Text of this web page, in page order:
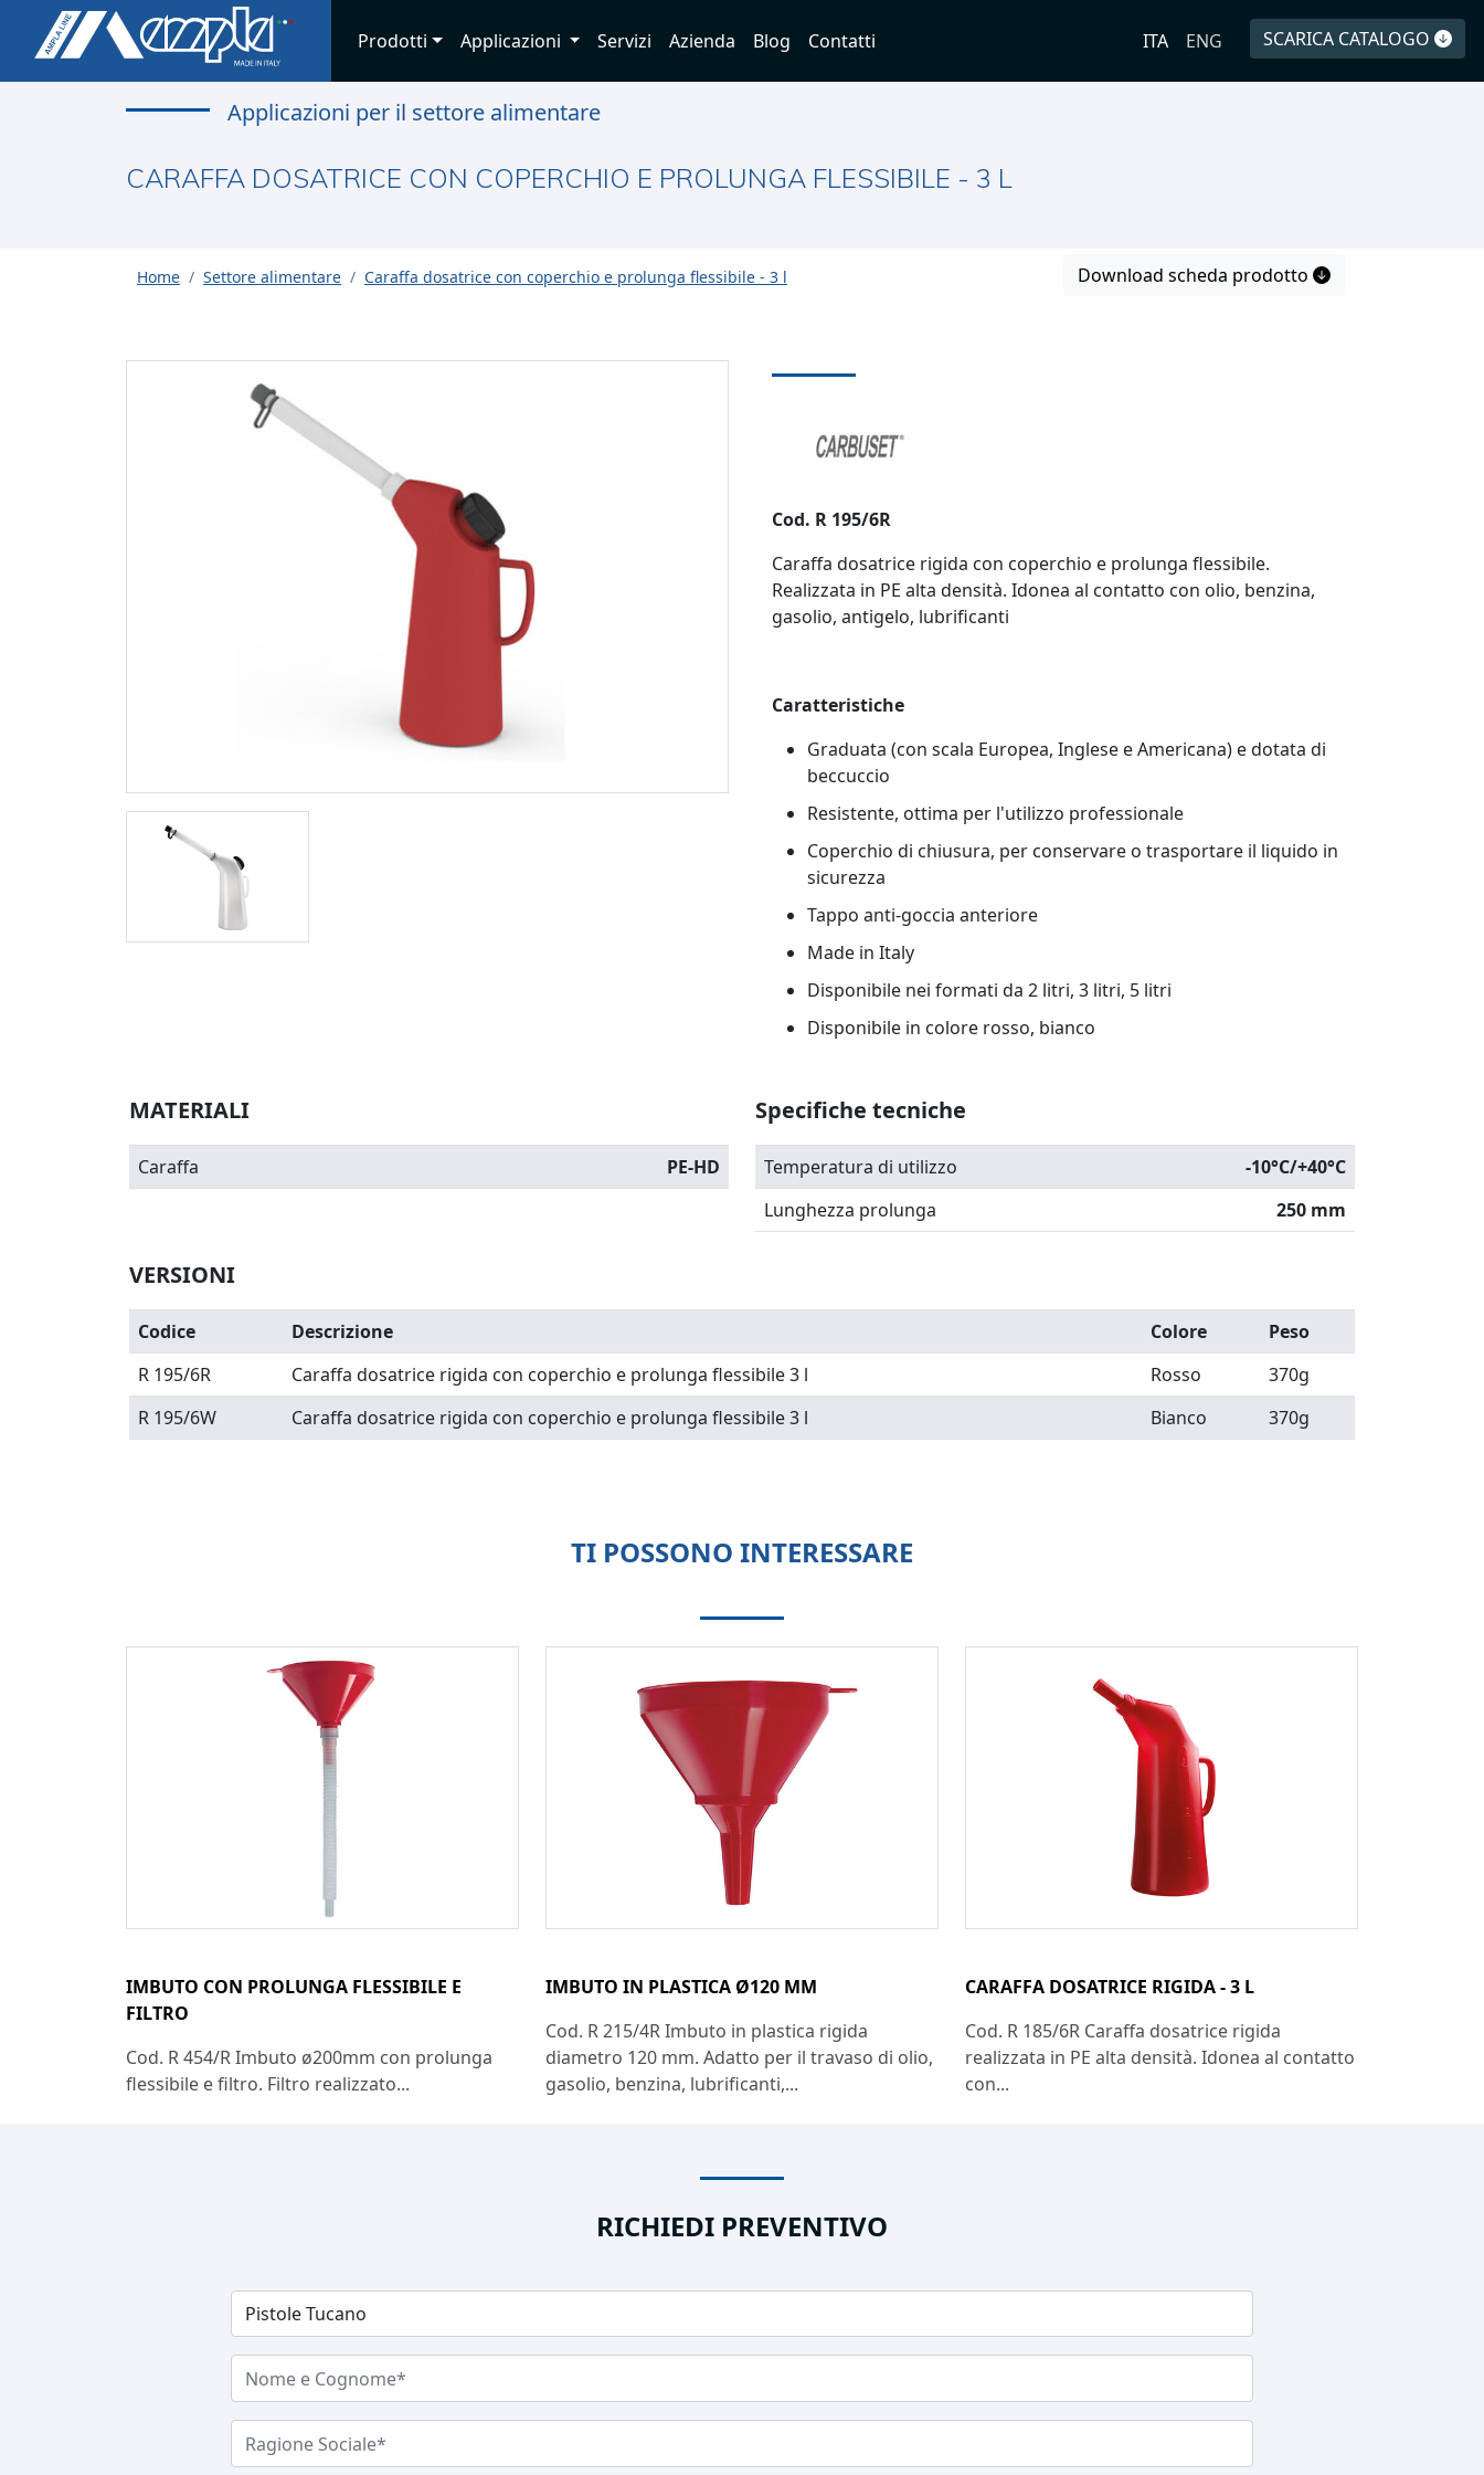
Prodotti Applicazioni Servizi Azienda Blog Contatti ITA ENG SCARICA CATALOGO
Applicazioni per il settore alimentare
CARAFFA DOSATRICE CON COPERCHIO E PROLUNGA FLESSIBILE - 3 L
Home Settore alimentare Caraffa dosatrice con coperchio e prolunga flessibile - 3 l Download scheda prodotto
Cod. R 195/6R
Caraffa dosatrice rigida con coperchio e prolunga flessibile.
Realizzata in PE alta densità. Idonea al contatto con olio, benzina,
gasolio, antigelo, lubrificanti
Caratteristiche
Graduata (con scala Europea, Inglese e Americana) e dotata di
beccuccio
Resistente, ottima per l'utilizzo professionale
Coperchio di chiusura, per conservare o trasportare il liquido in
sicurezza
Tappo anti-goccia anteriore
Made in Italy
Disponibile nei formati da 2 litri, 3 litri, 5 litri
Disponibile in colore rosso, bianco
MATERIALI
Caraffa PE-HD
Specifiche tecniche
Temperatura di utilizzo
-10°C/+40°C
Lunghezza prolunga
250 mm
VERSIONI
Codice Descrizione Colore
Peso
R 195/6R
Caraffa dosatrice rigida con coperchio e prolunga flessibile 3 l Rosso
370g
R 195/6W
Caraffa dosatrice rigida con coperchio e prolunga flessibile 3 l Bianco 370g
TI POSSONO INTERESSARE
IMBUTO CON PROLUNGA FLESSIBILE E
FILTRO
Cod. R 454/R Imbuto ø200mm con prolunga
flessibile e filtro. Filtro realizzato...
IMBUTO IN PLASTICA Ø120 MM
Cod. R 215/4R Imbuto in plastica rigida
diametro 120 mm. Adatto per il travaso di olio,
gasolio, benzina, lubrificanti,...
CARAFFA DOSATRICE RIGIDA - 3 L
Cod. R 185/6R Caraffa dosatrice rigida
realizzata in PE alta densità. Idonea al contatto
con...
RICHIEDI PREVENTIVO